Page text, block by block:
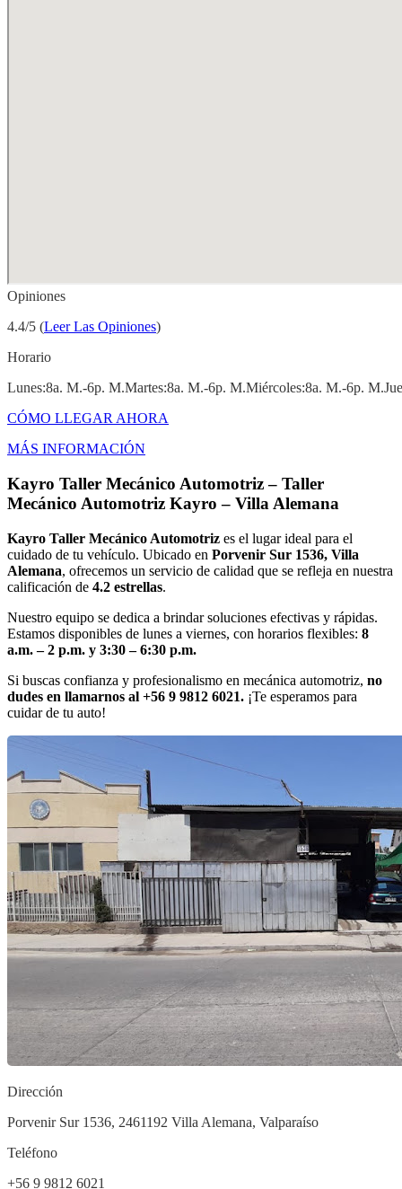
Opiniones
4.4/5 (Leer Las Opiniones)
Horario
Lunes:8a. M.-6p. M.martes:8a. M.-6p. M.miércoles:8a. M.-6p.
CÓMO LLEGAR AHORA
MÁS INFORMACIÓN
Kayro Taller Mecánico Automotriz – Taller
Mecánico Automotriz Kayro – Villa Alemana
Kayro Taller Mecánico Automotriz es el lugar ideal para el
cuidado de tu vehículo. Ubicado en Porvenir Sur 1536, Villa
Alemana, ofrecemos un servicio de calidad que se refleja en nuestra
calificación de 4.2 estrellas.
Nuestro equipo se dedica a brindar soluciones efectivas y rápidas.
Estamos disponibles de lunes a viernes, con horarios flexibles: 8
a.m. – 2 p.m. y 3:30 – 6:30 p.m.
Si buscas confianza y profesionalismo en mecánica automotriz, no
dudes en llamarnos al +56 9 9812 6021. ¡Te esperamos para
cuidar de tu auto!
Dirección
Porvenir Sur 1536, 2461192 Villa Alemana, Valparaíso
Teléfono
+56 9 9812 6021